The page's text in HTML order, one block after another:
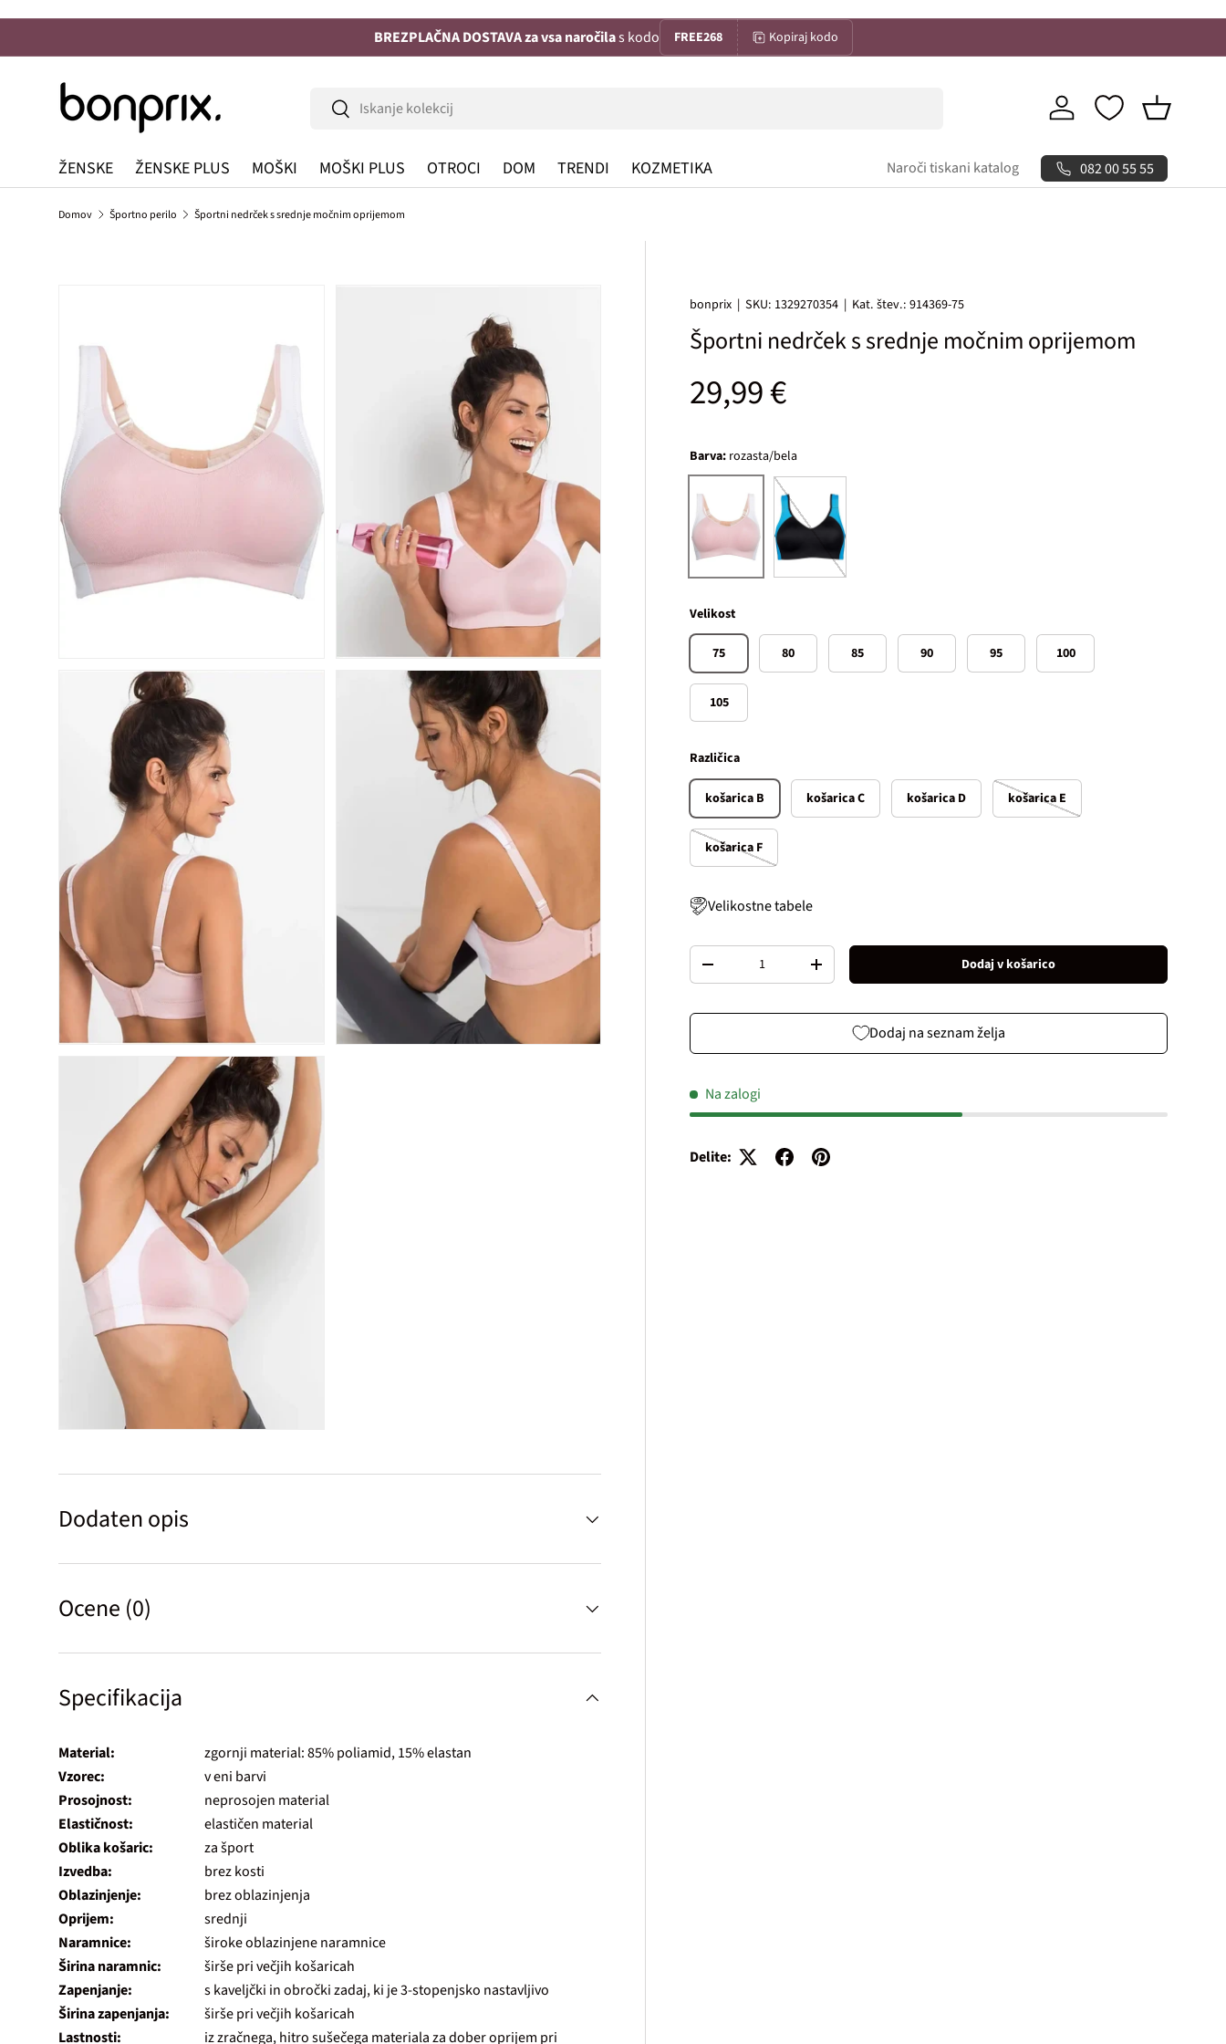
BREZPLAČNA DOSTAVA za vsa naročilas kodo FREE268 Kopiraj kodo
Iskanje
Iskanje Prijava Košarica
ŽENSKE ŽENSKE PLUS MOŠKI MOŠKI PLUS OTROCI DOM TRENDI KOZMETIKA Naroči tiskani katalog 082 00 55 55
Domov Športno perilo Športni nedrček s srednje močnim oprijemom
bonprix |SKU: 1329270354 | Kat. štev.: 914369-75
Športni nedrček s srednje močnim oprijemom
Običajna cena
29,99 €
Barva: rozasta/bela
črna/turkizna
Velikost
75 80 85 90 95 100
105
Različica
košarica B košarica C košarica D košarica E
košarica F
Velikostne tabele
Količina
Decrease quantity
Increase quantity Dodaj v košarico
Dodaj na seznam želja
Na zalogi
Delite:
Dodaten opis
Ocene (0)
Specifikacija
Material:
zgornji material: 85% poliamid, 15% elastan
Vzorec:
v eni barvi
Prosojnost:
neprosojen material
Elastičnost:
elastičen material
Oblika košaric:
za šport
Izvedba:
brez kosti
Oblazinjenje:
brez oblazinjenja
Oprijem:
srednji
Naramnice:
široke oblazinjene naramnice
Širina naramnic:
širše pri večjih košaricah
Zapenjanje:
s kaveljčki in obročki zadaj, ki je 3-stopenjsko nastavljivo
Širina zapenjanja:
širše pri večjih košaricah
Lastnosti:
iz zračnega, hitro sušečega materiala za dober oprijem pri